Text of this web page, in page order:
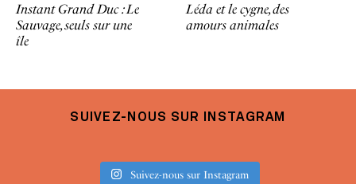
Instant Grand Duc : Le
Sauvage, seuls sur une
île
Léda et le cygne, des
amours animales
SUIVEZ-NOUS SUR INSTAGRAM
Suivez-nous sur Instagram